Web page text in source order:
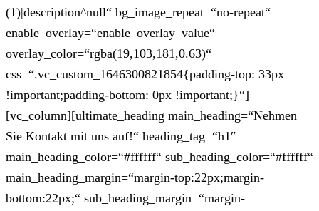
(1)|description^null“ bg_image_repeat=“no-repeat“
enable_overlay=“enable_overlay_value“
overlay_color=“rgba(19,103,181,0.63)“
css=“.vc_custom_1646300821854{padding-top: 33px
!important;padding-bottom: 0px !important;}“]
[vc_column][ultimate_heading main_heading=“Nehmen
Sie Kontakt mit uns auf!“ heading_tag=“h1″
main_heading_color=“#ffffff“ sub_heading_color=“#ffffff“
main_heading_margin=“margin-top:22px;margin-
bottom:22px;“ sub_heading_margin=“margin-